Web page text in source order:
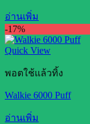
อ่านเพิ่ม
-17%
Quick View
พอตใช้แล้วทิ้ง
Walkie 6000 Puff
อ่านเพิ่ม